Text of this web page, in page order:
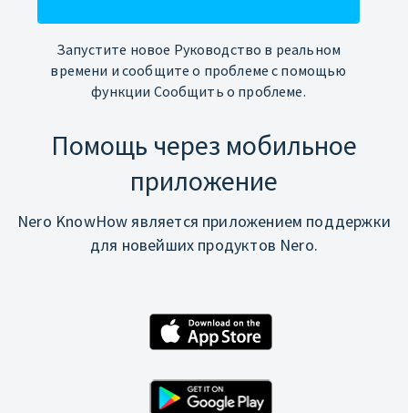
Запустите новое Руководство в реальном
времени и сообщите о проблеме с помощью
функции Сообщить о проблеме.
Помощь через мобильное
приложение
Nero KnowHow является приложением поддержки
для новейших продуктов Nero.